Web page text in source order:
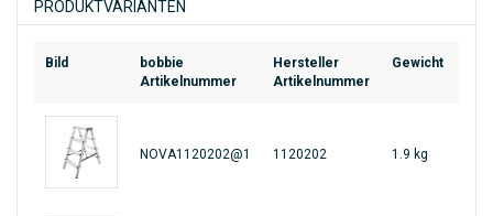
PRODUKTVARIANTEN
Bild
bobbie
Artikelnummer
Hersteller
Artikelnummer
Gewicht
NOVA1120202@1 1120202 1.9 kg